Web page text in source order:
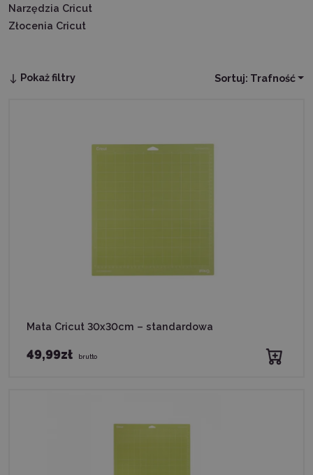
Narzędzia Cricut
Złocenia Cricut
Pokaż filtry Sortuj: Trafność
Mata Cricut 30x30cm – standardowa
49,99zł brutto